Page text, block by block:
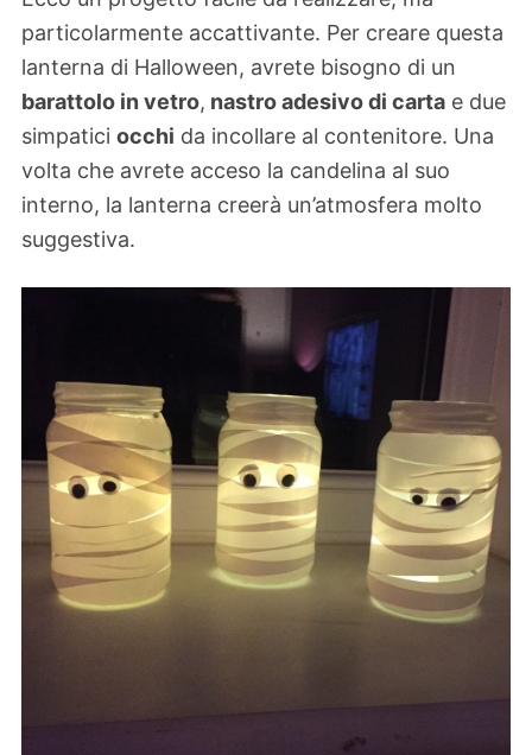
particolarmente accattivante. Per creare questa
lanterna di Halloween, avrete bisogno di un
barattolo in vetro, nastro adesivo di carta e due
simpatici occhi da incollare al contenitore. Una
volta che avrete acceso la candelina al suo
interno, la lanterna creerà un’atmosfera molto
suggestiva.